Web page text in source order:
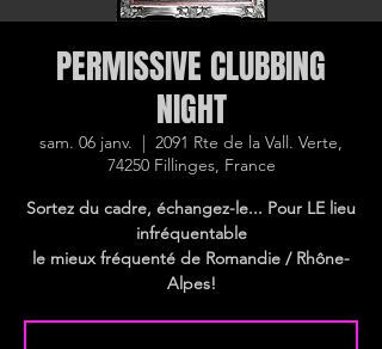
PERMISSIVE CLUBBING
NIGHT
sam. 06 janv.
  |
2091 Rte de la Vall. Verte,
74250 Fillinges, France
Sortez du cadre, échangez-le... Pour LE lieu
infréquentable
le mieux fréquenté de Romandie / Rhône-
Alpes!